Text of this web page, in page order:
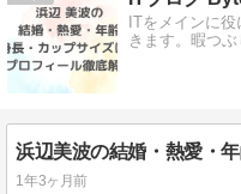
ITをメインに
きます。暇つ
1年3ヶ月前